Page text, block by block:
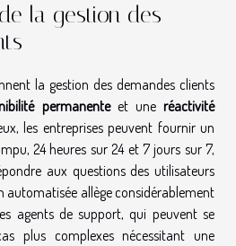
la gestion des
la gestion des demandes clients
permanenteet uneréactivité
les entreprises peuvent fournir un
24 heures sur 24 et 7 jours sur 7,
aux questions des utilisateurs
automatisée allège considérablement
agents de support, qui peuvent se
plus complexes nécessitant une